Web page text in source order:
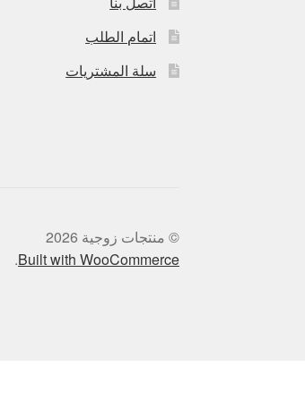
اتمام الطلب
سلة المشتريات
© منتجات زوجية 2026
Built with WooCommerce
.